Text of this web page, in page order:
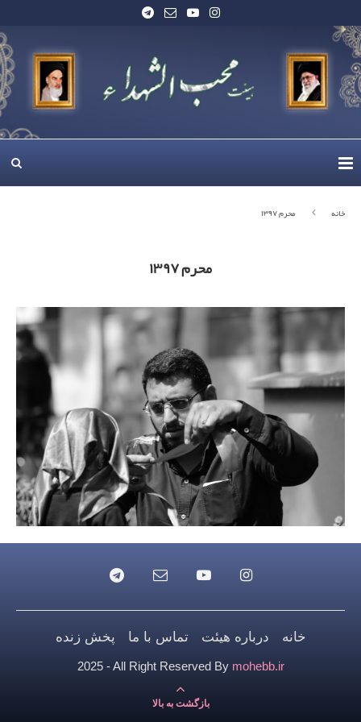
خانه محرم ۱۳۹۷
محرم ۱۳۹۷
خانه درباره هیئت تماس با ما پخش زنده
2025 - All Right Reserved By mohebb.ir
بازگشت به بالا